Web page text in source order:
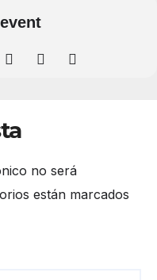
no será
están marcados